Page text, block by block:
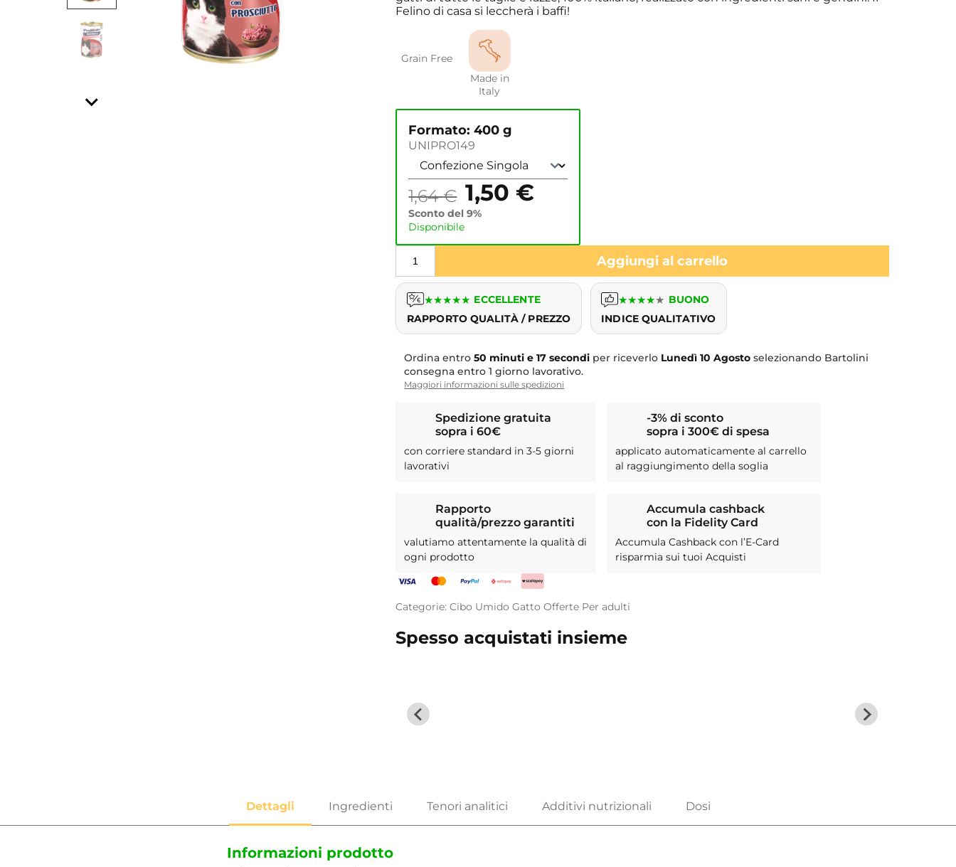
Felino di casa si leccherà i baffi!
Grain Free
Made in
Italy
Formato: 400 g
UNIPRO149
1,64€ 1,50 €
Sconto del 9%
Disponibile
Aggiungi al carrello
★★★★★ ECCELLENTE
RAPPORTO QUALITÀ / PREZZO
★★★★★ BUONO
INDICE QUALITATIVO
Ordina entro50 minuti e 17 secondi per riceverlo Lunedì 10 Agosto selezionando Bartolini
consegna entro 1 giorno lavorativo.
Maggiori informazioni sulle spedizioni
Spedizione gratuita
sopra i 60€
con corriere standard in 3-5 giorni
lavorativi
-3% di sconto
sopra i 300€ di spesa
applicato automaticamente al carrello
al raggiungimento della soglia
Rapporto
qualità/prezzo garantiti
valutiamo attentamente la qualità di
ogni prodotto
Accumula cashback
con la Fidelity Card
Accumula Cashback con l’E-Card
risparmia sui tuoi Acquisti
Categorie:Cibo Umido Gatto Offerte Per adulti
Spesso acquistati insieme
Informazioni prodotto